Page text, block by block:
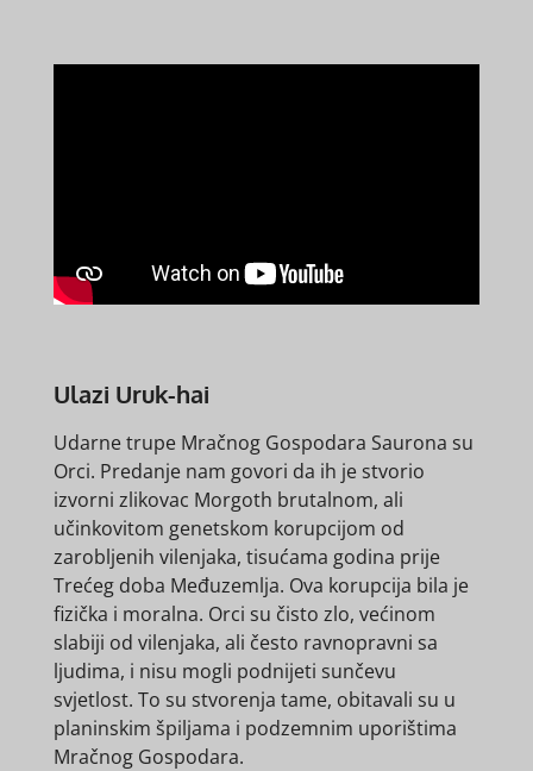
Ulazi Uruk-hai
Udarne trupe Mračnog Gospodara Saurona su
Orci. Predanje nam govori da ih je stvorio
izvorni zlikovac Morgoth brutalnom, ali
učinkovitom genetskom korupcijom od
zarobljenih vilenjaka, tisućama godina prije
Trećeg doba Međuzemlja. Ova korupcija bila je
fizička i moralna. Orci su čisto zlo, većinom
slabiji od vilenjaka, ali često ravnopravni sa
ljudima, i nisu mogli podnijeti sunčevu
svjetlost. To su stvorenja tame, obitavali su u
planinskim špiljama i podzemnim uporištima
Mračnog Gospodara.